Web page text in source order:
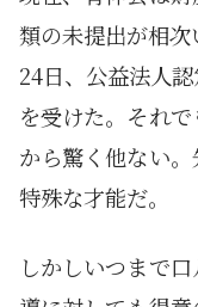
類の未提出が相
24日、公益法人
を受けた。それ
から驚く他ない
特殊な才能だ。
しかしいつまで